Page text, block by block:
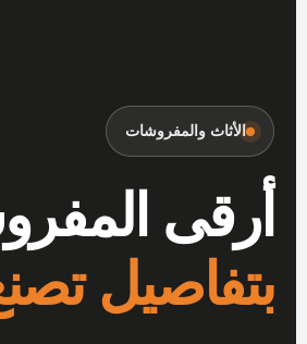
الأثاث والمفروشات
أرقى
بتفاصيل